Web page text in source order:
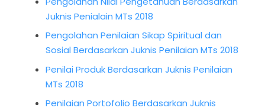
Juknis Penialain MTs 2018
Pengolahan Penilaian Sikap Spiritual dan
Sosial Berdasarkan Juknis Penilaian MTs 2018
Penilai Produk Berdasarkan Juknis Penilaian
MTs 2018
Penilaian Portofolio Berdasarkan Juknis